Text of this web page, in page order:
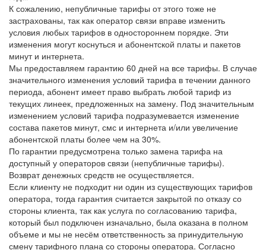
К сожалению, непубличные тарифы от этого тоже не
застрахованы, так как оператор связи вправе изменить
условия любых тарифов в одностороннем порядке. Эти
изменения могут коснуться и абонентской платы и пакетов
минут и интернета.
Мы предоставляем гарантию 60 дней на все тарифы. В случае
значительного изменения условий тарифа в течении данного
периода, абонент имеет право выбрать любой тариф из
текущих линеек, предложенных на замену. Под значительным
изменением условий тарифа подразумевается изменение
состава пакетов минут, смс и интернета и/или увеличение
абонентской платы более чем на 30%.
По гарантии предусмотрена только замена тарифа на
доступный у операторов связи (непубличные тарифы).
Возврат денежных средств не осуществляется.
Если клиенту не подходит ни один из существующих тарифов
оператора, тогда гарантия считается закрытой по отказу со
стороны клиента, так как услуга по согласованию тарифа,
который был подключен изначально, была оказана в полном
объеме и мы не несём ответственность за принудительную
смену тарифного плана со стороны оператора. Согласно